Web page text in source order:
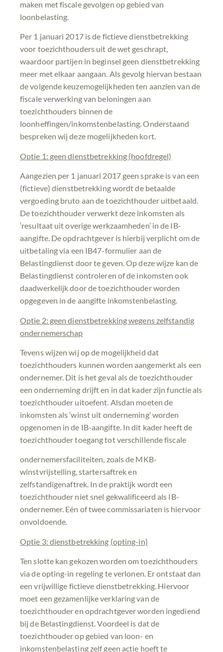
maken met fiscale gevolgen op gebied van
loonbelasting.
Per 1 januari 2017 is de fictieve dienstbetrekking
voor toezichthouders uit de wet geschrapt,
waardoor partijen in beginsel geen dienstbetrekking
meer met elkaar aangaan. Als gevolg hiervan bestaan
de volgende keuzemogelijkheden ten aanzien van de
fiscale verwerking van beloningen aan
toezichthouders binnen de
loonheffingen/inkomstenbelasting. Onderstaand
bespreken wij deze mogelijkheden kort.
Optie 1: geen dienstbetrekking (hoofdregel)
Aangezien per 1 januari 2017 geen sprake is van een
(fictieve) dienstbetrekking wordt de betaalde
vergoeding bruto aan de toezichthouder uitbetaald.
De toezichthouder verwerkt deze inkomsten als
‘resultaat uit overige werkzaamheden’ in de IB-
aangifte. De opdrachtgever is hierbij verplicht om de
uitbetaling via een IB47-formulier aan de
Belastingdienst door te geven. Op deze wijze kan de
Belastingdienst controleren of de inkomsten ook
daadwerkelijk door de toezichthouder worden
opgegeven in de aangifte inkomstenbelasting.
Optie 2: geen dienstbetrekking wegens zelfstandig
ondernemerschap
Tevens wijzen wij op de mogelijkheid dat
toezichthouders kunnen worden aangemerkt als een
ondernemer. Dit is het geval als de toezichthouder
een onderneming drijft en in dat kader zijn functie als
toezichthouder uitoefent. Alsdan moeten de
inkomsten als ‘winst uit onderneming’ worden
opgenomen in de IB-aangifte. In dit kader heeft de
toezichthouder toegang tot verschillende fiscale
ondernemersfaciliteiten, zoals de MKB-
winstvrijstelling, startersaftrek en
zelfstandigenaftrek. In de praktijk wordt een
toezichthouder niet snel gekwalificeerd als IB-
ondernemer. Eén of twee commissariaten is hiervoor
onvoldoende.
Optie 3: dienstbetrekking (opting-in)
Ten slotte kan gekozen worden om toezichthouders
via de opting-in regeling te verlonen. Er ontstaat dan
een vrijwillige fictieve dienstbetrekking. Hiervoor
moet een gezamenlijke verklaring van de
toezichthouder en opdrachtgever worden ingediend
bij de Belastingdienst. Voordeel is dat de
toezichthouder op gebied van loon- en
inkomstenbelasting zelf geen actie hoeft te